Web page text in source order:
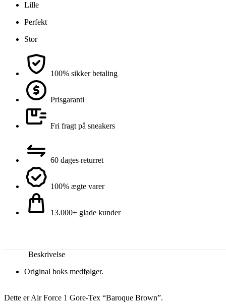
Lille
Perfekt
Stor
100% sikker betaling
Prisgaranti
Fri fragt på sneakers
60 dages returret
100% ægte varer
13.000+ glade kunder
Beskrivelse
Original boks medfølger.
Dette er Air Force 1 Gore-Tex “Baroque Brown”.